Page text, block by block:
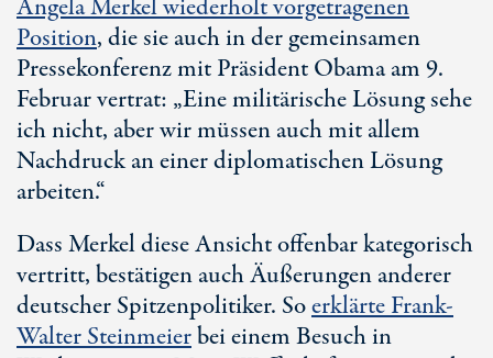
Angela Merkel wiederholt vorgetragenen
Position, die sie auch in der gemeinsamen
Pressekonferenz mit Präsident Obama am 9.
Februar vertrat: „Eine militärische Lösung sehe
ich nicht, aber wir müssen auch mit allem
Nachdruck an einer diplomatischen Lösung
arbeiten.“
Dass Merkel diese Ansicht offenbar kategorisch
vertritt, bestätigen auch Äußerungen anderer
deutscher Spitzenpolitiker. Soerklärte Frank-
Walter Steinmeierbei einem Besuch in